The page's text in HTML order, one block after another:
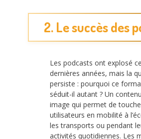
2. Le succès des
Les podcasts ont explosé
dernières années, mais la
persiste : pourquoi ce
séduit-il autant ? Un
image qui permet de
utilisateurs en mobilité à
les transports ou pendant
activités quotidiennes. Les